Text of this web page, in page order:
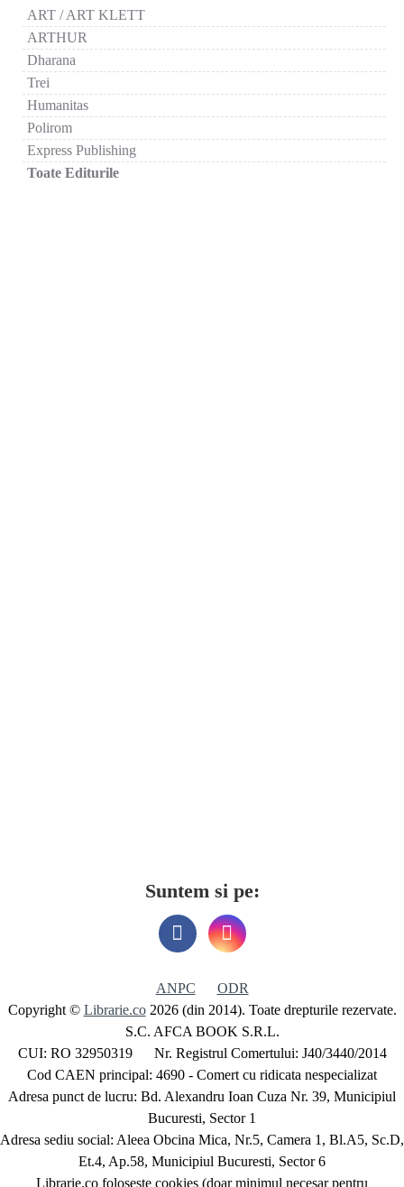
ART / ART KLETT
ARTHUR
Dharana
Trei
Humanitas
Polirom
Express Publishing
Toate Editurile
Suntem si pe:
ANPC
ODR
Copyright © Librarie.co 2026 (din 2014). Toate drepturile rezervate.
S.C. AFCA BOOK S.R.L.
CUI: RO 32950319 Nr. Registrul Comertului: J40/3440/2014
Cod CAEN principal: 4690 - Comert cu ridicata nespecializat
Adresa punct de lucru: Bd. Alexandru Ioan Cuza Nr. 39, Municipiul
Bucuresti, Sector 1
Adresa sediu social: Aleea Obcina Mica, Nr.5, Camera 1, Bl.A5, Sc.D,
Et.4, Ap.58, Municipiul Bucuresti, Sector 6
Librarie.co foloseste cookies (doar minimul necesar pentru